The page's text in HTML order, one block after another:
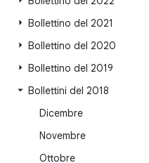
Bollettino del 2021
Bollettino del 2020
Bollettino del 2019
Bollettini del 2018
Dicembre
Novembre
Ottobre